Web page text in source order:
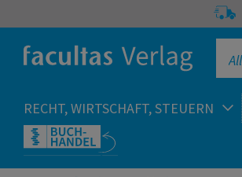
RECHT, WIRTSCHAFT, STEUERN